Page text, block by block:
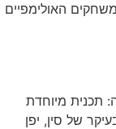
המשחקים האולימפיים
זהב מאסיה: תכנית מיוחדת
של סין, יפן